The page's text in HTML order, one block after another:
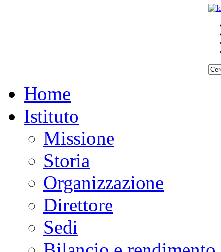
Home
Istituto
Missione
Storia
Organizzazione
Direttore
Sedi